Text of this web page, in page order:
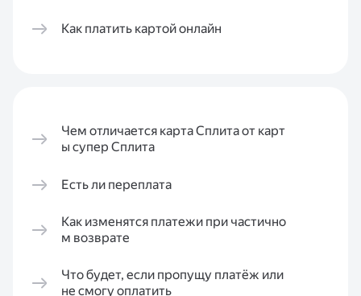
Как платить картой онлайн
Чем отличается карта Сплита от карт
ы супер Сплита
Есть ли переплата
Как изменятся платежи при частично
м возврате
Что будет, если пропущу платёж или
не смогу оплатить